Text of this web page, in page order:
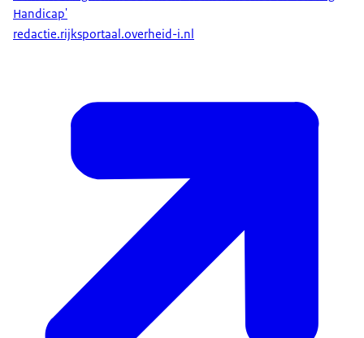
Handicap'
redactie.rijksportaal.overheid-i.nl